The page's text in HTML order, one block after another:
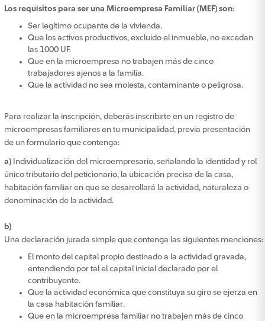
Los requisitos para ser una Microempresa Familiar (MEF) son:
Ser legítimo ocupante de la vivienda.
Que los activos productivos, excluido el inmueble, no excedan
las 1000 UF.
Que en la microempresa no trabajen más de cinco
trabajadores ajenos a la familia.
Que la actividad no sea molesta, contaminante o peligrosa.
Para realizar la inscripción, deberás inscribirte en un registro de
microempresas familiares en tu municipalidad, previa presentación
de un formulario que contenga:
a) Individualización del microempresario, señalando la identidad y rol
único tributario del peticionario, la ubicación precisa de la casa,
habitación familiar en que se desarrollará la actividad, naturaleza o
denominación de la actividad.
b)
Una declaración jurada simple que contenga las siguientes menciones:
El monto del capital propio destinado a la actividad gravada,
entendiendo por tal el capital inicial declarado por el
contribuyente.
Que la actividad económica que constituya su giro se ejerza en
la casa habitación familiar.
Que en la microempresa familiar no trabajen más de cinco